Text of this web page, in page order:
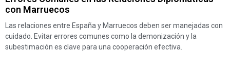
con Marruecos
Las relaciones entre España y Marruecos deben ser manejadas con
cuidado. Evitar errores comunes como la demonización y la
subestimación es clave para una cooperación efectiva.